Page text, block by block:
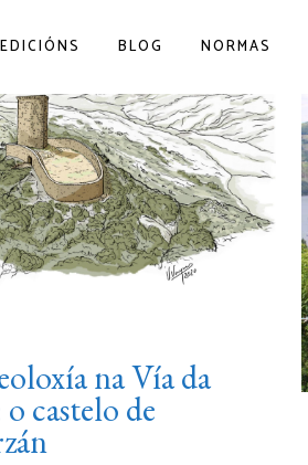
EDICIÓNS BLOG NORMAS
na Vía da
castelo de